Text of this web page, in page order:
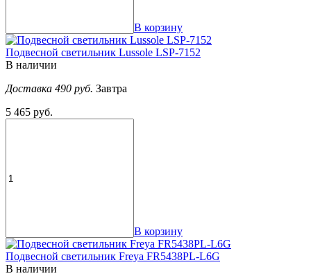
В корзину
Подвесной светильник Lussole LSP-7152
В наличии
Доставка 490 руб. Завтра
5 465 руб.
В корзину
Подвесной светильник Freya FR5438PL-L6G
В наличии